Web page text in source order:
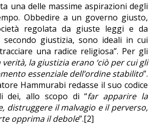
una delle massime aspirazioni degli
Obbedire a un governo giusto,
regolata da giuste leggi e da
secondo giustizia, sono ideali in cui
una radice religiosa”. Per gli
verità, la giustizia erano ‘ciò per cui gli
essenziale dell’ordine stabilito”.
Hammurabi redasse il suo codice
dei, allo scopo di “far apparire la
distruggere il malvagio e il perverso,
opprima il debole”.[2]